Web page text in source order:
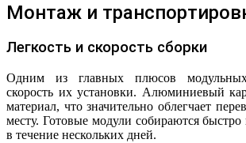
Монтаж и
Легкость и скорость сборки
Одним из главных плюсов
скорость их установки. Алюминиевый
материал, что значительно облегчает
месту. Готовые модули собираются быстро
в течение нескольких дней.